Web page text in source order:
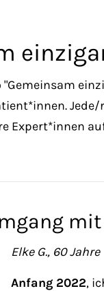
Expert*innen
Elke G., 60 Jahre
Anfang 2022,